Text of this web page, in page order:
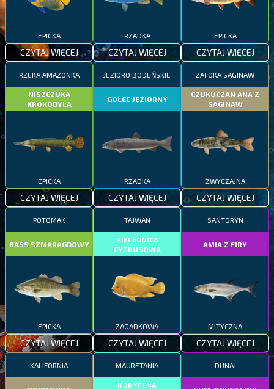
EPICKA
CZYTAJ WIĘCEJ
RZADKA
CZYTAJ WIĘCEJ
EPICKA
CZYTAJ WIĘCEJ
RZEKA AMAZONKA
NISZCZUKA
KROKODYLA
EPICKA
CZYTAJ WIĘCEJ
JEZIORO BODEŃSKIE
GOLEC JEZIORNY
RZADKA
CZYTAJ WIĘCEJ
ZATOKA SAGINAW
CZUKUCZAN ANA Z
SAGINAW
ZWYCZAJNA
CZYTAJ WIĘCEJ
POTOMAK
BASS SZMARAGDOWY
EPICKA
CZYTAJ WIĘCEJ
TAJWAN
PIELĘGNICA
CYTRUSOWA
ZAGADKOWA
CZYTAJ WIĘCEJ
SANTORYN
AMIA Z FIRY
MITYCZNA
CZYTAJ WIĘCEJ
KALIFORNIA MAURETANIA
KORYFENA
DUNAJ